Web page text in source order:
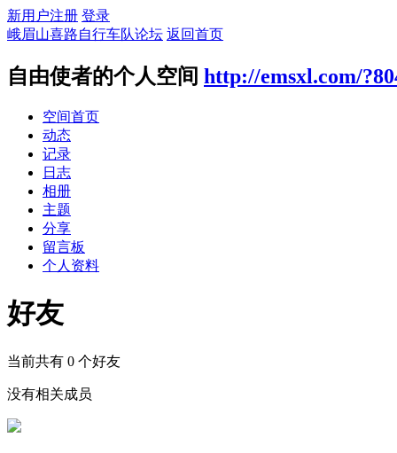
新用户注册 登录
峨眉山喜路自行车队论坛 返回首页
自由使者的个人空间 http://emsxl.com/
空间首页
动态
记录
日志
相册
主题
分享
留言板
个人资料
好友
当前共有 0 个好友
没有相关成员